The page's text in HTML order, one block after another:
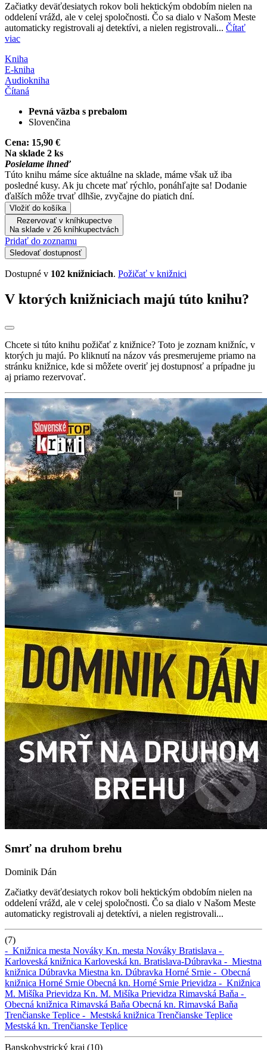
Začiatky deväťdesiatych rokov boli hektickým obdobím nielen na
oddelení vrážd, ale v celej spoločnosti. Čo sa dialo v Našom Meste
automaticky registrovali aj detektívi, a nielen registrovali... Čítať
viac
Kniha
E-kniha
Audiokniha
Čítaná
Pevná väzba s prebalom
Slovenčina
Cena: 15,90 €
Na sklade 2 ks
Posielame ihneď
Túto knihu máme síce aktuálne na sklade, máme však už iba
posledné kusy. Ak ju chcete mať rýchlo, ponáhľajte sa! Dodanie
ďalších môže trvať dlhšie, zvyčajne do piatich dní.
Vložiť do košíka
Rezervovať v kníhkupectve
Na sklade v 26 kníhkupectvách
Pridať do zoznamu
Sledovať dostupnosť
Dostupné v 102 knižniciach. Požičať v knižnici
V ktorých knižniciach majú túto knihu?
Chcete si túto knihu požičať z knižnice? Toto je zoznam knižníc, v
ktorých ju majú. Po kliknutí na názov vás presmerujeme priamo na
stránku knižnice, kde si môžete overiť jej dostupnosť a prípadne ju
aj priamo rezervovať.
Smrť na druhom brehu
Dominik Dán
Začiatky deväťdesiatych rokov boli hektickým obdobím nielen na
oddelení vrážd, ale v celej spoločnosti. Čo sa dialo v Našom Meste
automaticky registrovali aj detektívi, a nielen registrovali...
(7)
- Knižnica mesta Nováky Kn. mesta Nováky Bratislava -
Karloveská knižnica Karloveská kn. Bratislava-Dúbravka - Miestna
knižnica Dúbravka Miestna kn. Dúbravka Horné Srnie - Obecná
knižnica Horné Srnie Obecná kn. Horné Srnie Prievidza - Knižnica
M. Mišíka Prievidza Kn. M. Mišíka Prievidza Rimavská Baňa -
Obecná knižnica Rimavská Baňa Obecná kn. Rimavská Baňa
Trenčianske Teplice - Mestská knižnica Trenčianske Teplice
Mestská kn. Trenčianske Teplice
Banskobystrický kraj (10)